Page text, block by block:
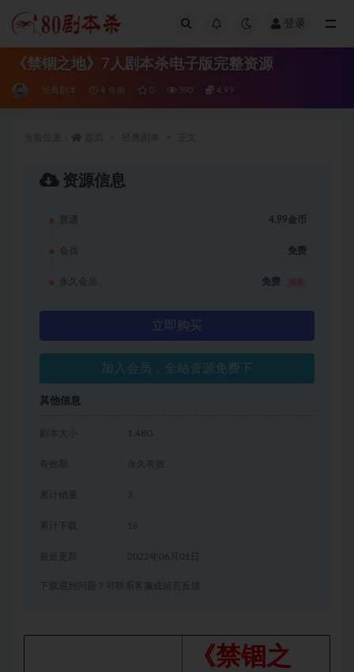
登录
《禁锢之地》7人剧本杀电子版完整资源
经典剧本 4 年前 0 390 4.99
资源信息
普通 4.99金币
会员 免费
永久会员 免费
立即购买
加入会员，全站资源免费下
其他信息
剧本大小 1.48G
有效期 永久有效
累计销量 3
累计下载 16
2022年06月01日
下载遇到问题？可联系客服或留言反馈
《禁锢之